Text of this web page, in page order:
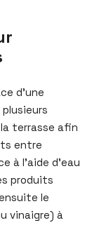
d’une
terrasse afin
entre
à l’aide d’eau
produits
le
vinaigre) à